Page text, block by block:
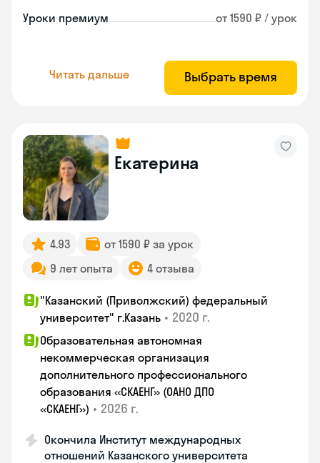
Уроки премиум от 1590 ₽ / урок
Читать дальше Выбрать время
Екатерина
4.93
от 1590 ₽ за урок
9 лет опыта
4 отзыва
"Казанский (Приволжский) федеральный
университет" г.Казань • 2020 г.
Образовательная автономная
некоммерческая организация
дополнительного профессионального
образования «СКАЕНГ» (ОАНО ДПО
«СКАЕНГ») • 2026 г.
Окончила Институт международных
отношений Казанского университета